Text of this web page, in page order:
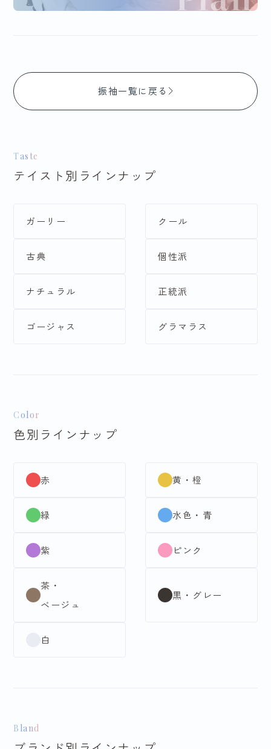
振袖一覧に戻る
Taste
テイスト別ラインナップ
ガーリー クール
古典 個性派
ナチュラル 正統派
ゴージャス グラマラス
Color
色別ラインナップ
赤 黄・橙
緑 水色・青
紫 ピンク
茶・
ベージュ
黒・グレー
白
Bland